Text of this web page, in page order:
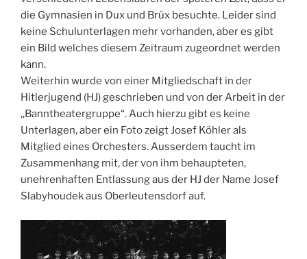
die Gymnasien in Dux und Brüx besuchte. Leider sind
keine Schulunterlagen mehr vorhanden, aber es gibt
ein Bild welches diesem Zeitraum zugeordnet werden
kann.
Weiterhin wurde von einer Mitgliedschaft in der
Hitlerjugend (HJ) geschrieben und von der Arbeit in der
„Banntheatergruppe“. Auch hierzu gibt es keine
Unterlagen, aber ein Foto zeigt Josef Köhler als
Mitglied eines Orchesters. Ausserdem taucht im
Zusammenhang mit, der von ihm behaupteten,
unehrenhaften Entlassung aus der HJ der Name Josef
Slabyhoudek aus Oberleutensdorf auf.